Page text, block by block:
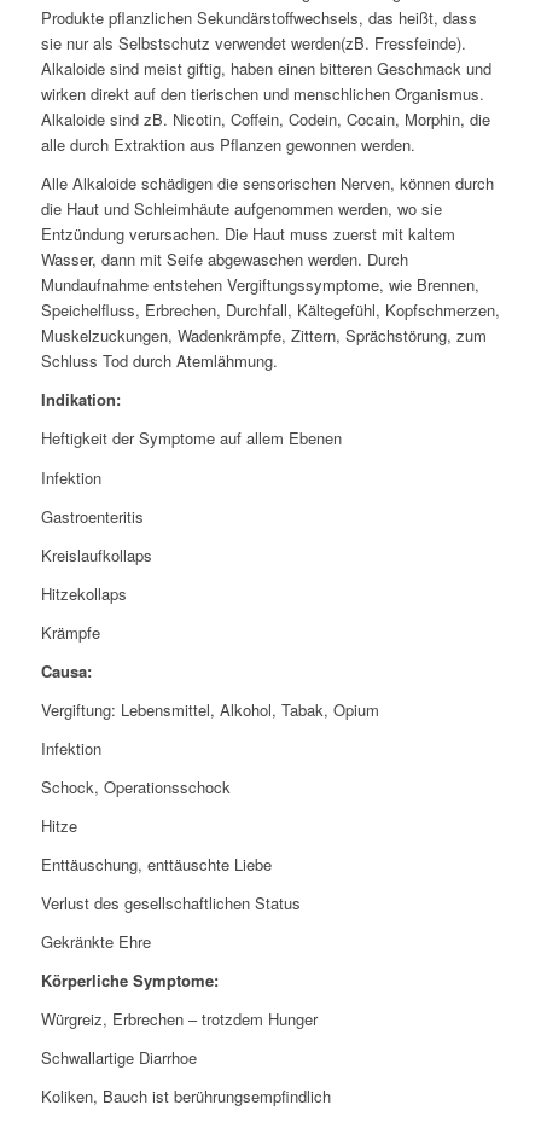
Produkte pflanzlichen Sekundärstoffwechsels, das heißt, dass
sie nur als Selbstschutz verwendet werden(zB. Fressfeinde).
Alkaloide sind meist giftig, haben einen bitteren Geschmack und
wirken direkt auf den tierischen und menschlichen Organismus.
Alkaloide sind zB. Nicotin, Coffein, Codein, Cocain, Morphin, die
alle durch Extraktion aus Pflanzen gewonnen werden.
Alle Alkaloide schädigen die sensorischen Nerven, können durch
die Haut und Schleimhäute aufgenommen werden, wo sie
Entzündung verursachen. Die Haut muss zuerst mit kaltem
Wasser, dann mit Seife abgewaschen werden. Durch
Mundaufnahme entstehen Vergiftungssymptome, wie Brennen,
Speichelfluss, Erbrechen, Durchfall, Kältegefühl, Kopfschmerzen,
Muskelzuckungen, Wadenkrämpfe, Zittern, Sprächstörung, zum
Schluss Tod durch Atemlähmung.
Indikation:
Heftigkeit der Symptome auf allem Ebenen
Infektion
Gastroenteritis
Kreislaufkollaps
Hitzekollaps
Krämpfe
Causa:
Vergiftung: Lebensmittel, Alkohol, Tabak, Opium
Infektion
Schock, Operationsschock
Hitze
Enttäuschung, enttäuschte Liebe
Verlust des gesellschaftlichen Status
Gekränkte Ehre
Körperliche Symptome:
Würgreiz, Erbrechen – trotzdem Hunger
Schwallartige Diarrhoe
Koliken, Bauch ist berührungsempfindlich